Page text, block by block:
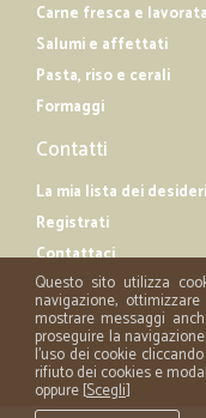
Carne fresca e lavorata
Salumi e affettati
Pasta, riso e cerali
Formaggi
Contatti
La mia lista dei desideri
Registrati
Contattaci
Questo sito utilizza
navigazione,
mostrare messaggi
proseguire la
l'uso dei cookie
rifiuto dei cookies e
oppure [Scegli]